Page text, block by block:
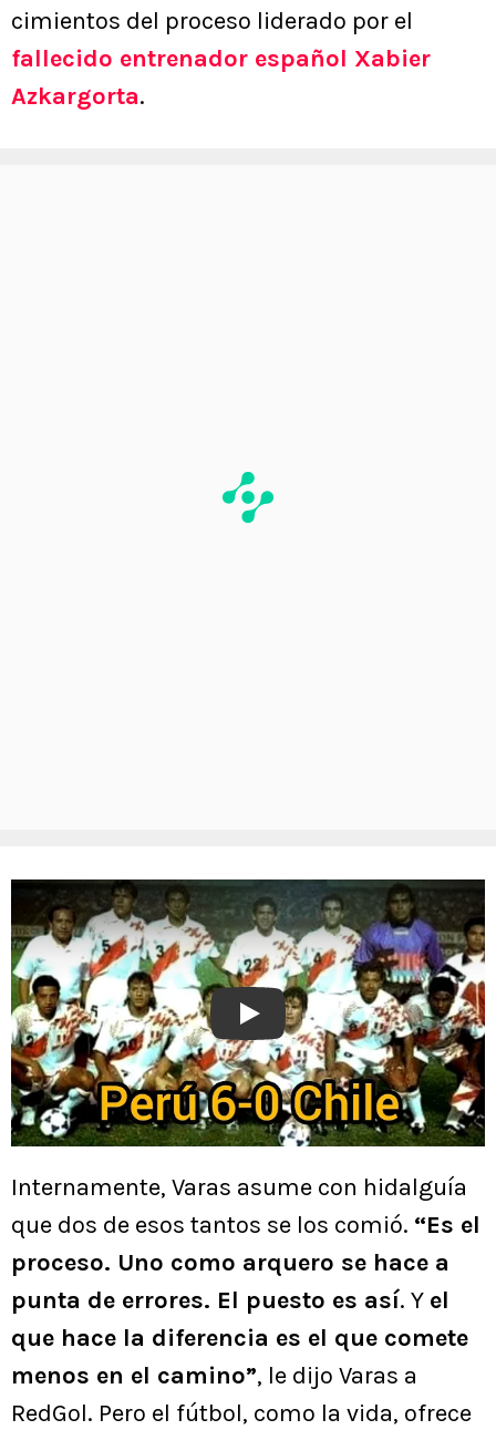
cimientos del proceso liderado por el
fallecido entrenador español Xabier
Azkargorta.
Play
Internamente, Varas asume con hidalguía
que dos de esos tantos se los comió. “Es el
proceso. Uno como arquero se hace a
punta de errores. El puesto es así. Y el
que hace la diferencia es el que comete
menos en el camino”, le dijo Varas a
RedGol. Pero el fútbol, como la vida, ofrece